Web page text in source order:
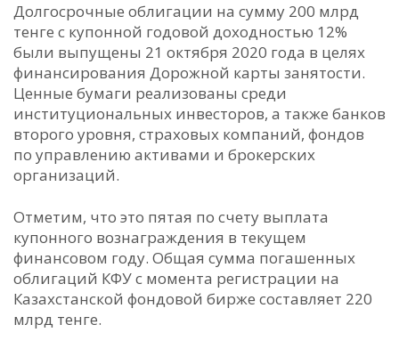
Долгосрочные облигации на сумму 200 млрд
тенге с купонной годовой доходностью 12%
были выпущены 21 октября 2020 года в целях
финансирования Дорожной карты занятости.
Ценные бумаги реализованы среди
институциональных инвесторов, а также банков
второго уровня, страховых компаний, фондов
по управлению активами и брокерских
организаций.
Отметим, что это пятая по счету выплата
купонного вознаграждения в текущем
финансовом году. Общая сумма погашенных
облигаций КФУ с момента регистрации на
Казахстанской фондовой бирже составляет 220
млрд тенге.